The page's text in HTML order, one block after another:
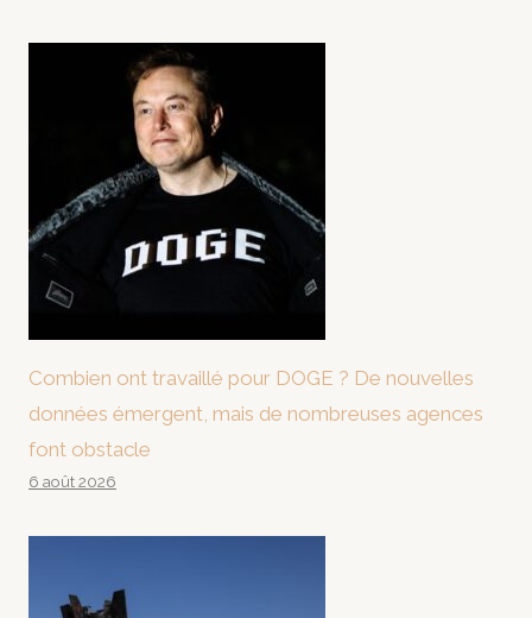
Combien ont travaillé pour DOGE ? De nouvelles
données émergent, mais de nombreuses agences
font obstacle
6 août 2026